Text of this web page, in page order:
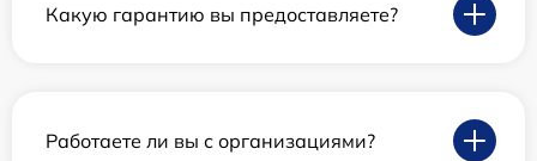
Какую гарантию вы предоставляете?
Работаете ли вы с организациями?